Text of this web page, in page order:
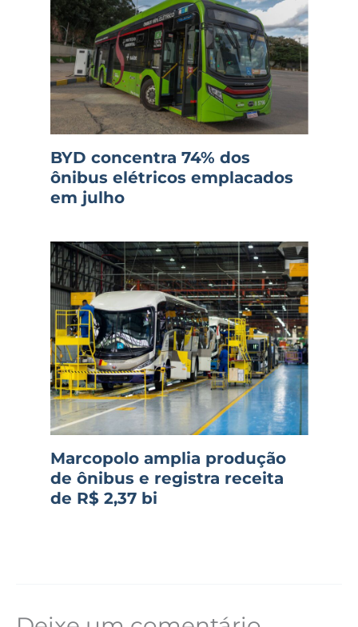
BYD concentra 74% dos
ônibus elétricos emplacados
em julho
Marcopolo amplia produção
de ônibus e registra receita
de R$ 2,37 bi